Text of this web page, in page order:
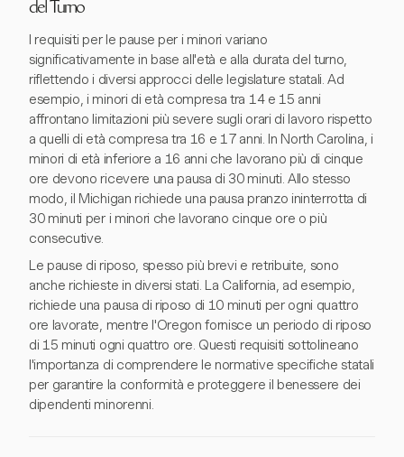
del Turno
I requisiti per le pause per i minori variano
significativamente in base all'età e alla durata del turno,
riflettendo i diversi approcci delle legislature statali. Ad
esempio, i minori di età compresa tra 14 e 15 anni
affrontano limitazioni più severe sugli orari di lavoro rispetto
a quelli di età compresa tra 16 e 17 anni. In North Carolina, i
minori di età inferiore a 16 anni che lavorano più di cinque
ore devono ricevere una pausa di 30 minuti. Allo stesso
modo, il Michigan richiede una pausa pranzo ininterrotta di
30 minuti per i minori che lavorano cinque ore o più
consecutive.
Le pause di riposo, spesso più brevi e retribuite, sono
anche richieste in diversi stati. La California, ad esempio,
richiede una pausa di riposo di 10 minuti per ogni quattro
ore lavorate, mentre l'Oregon fornisce un periodo di riposo
di 15 minuti ogni quattro ore. Questi requisiti sottolineano
l'importanza di comprendere le normative specifiche statali
per garantire la conformità e proteggere il benessere dei
dipendenti minorenni.